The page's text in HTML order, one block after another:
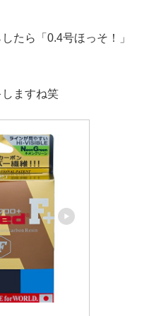
たら「0.4号ほっそ！」
ますね笑